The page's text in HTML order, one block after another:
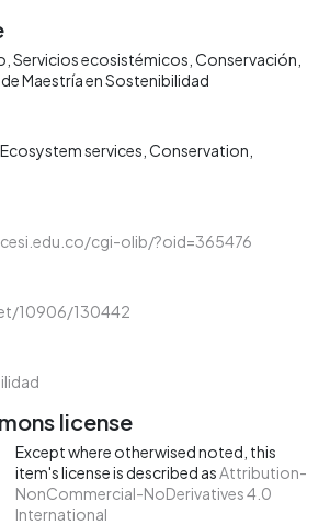
Servicios ecosistémicos Conservación
de Maestría en Sostenibilidad
Ecosystem services Conservation
cgi-olib/?oid=365476
10906/130442
license
Except where otherwised noted, this
item's license is described asAttribution-
NonCommercial-NoDerivatives 4.0
International